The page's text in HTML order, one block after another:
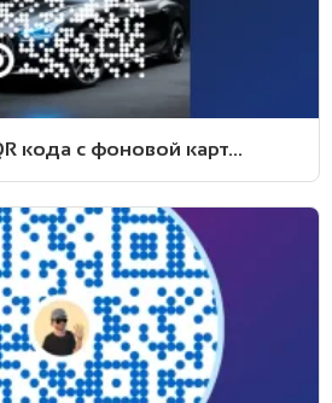
кода с фоновой карт...